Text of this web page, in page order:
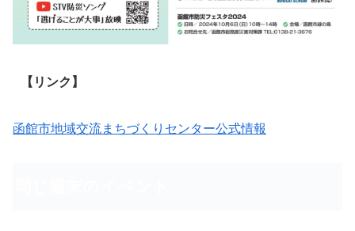
【リンク】
函館市地域交流まちづくりセンター公式情報